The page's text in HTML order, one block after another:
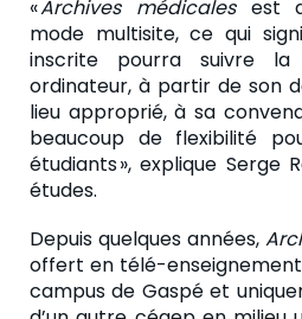
«Archives médicales est
mode multisite, ce qui
inscrite pourra suivre
ordinateur, à partir de son
lieu approprié, à sa
beaucoup de flexibilité
étudiants », explique Serge
études.
Depuis quelques années,
offert en télé-enseignement
campus de Gaspé et